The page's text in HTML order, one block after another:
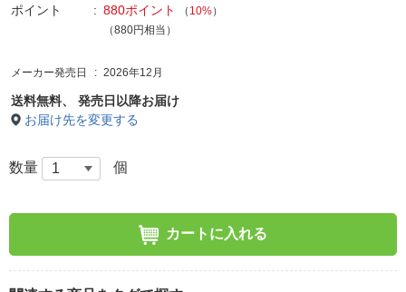
ポイント 880ポイント （ 10%）
（880円相当）
メーカー発売日 2026年12月
送料無料、
発売日以降お届け
お届け先を変更する
数量 個
カートに入れる